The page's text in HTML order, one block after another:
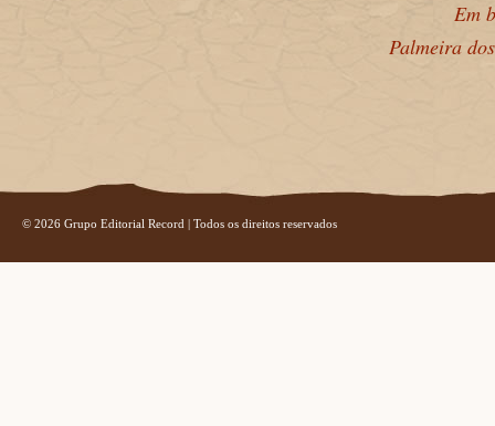
Em
Palmeira
© 2026 Grupo Editorial Record | Todos os direitos reservados